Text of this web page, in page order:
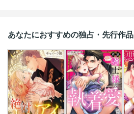
あなたにおすすめの独占・先行作品